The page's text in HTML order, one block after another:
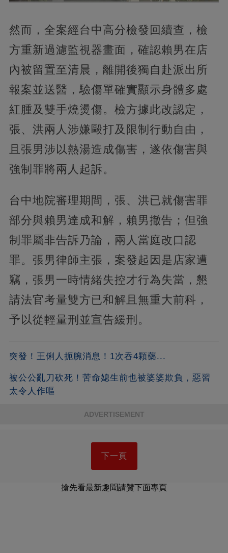
然而，全案經台中高分檢發回續查，檢
方重新過濾監視器畫面，確認賴男在店
內被留置至清晨，離開後獨自赴派出所
報案並送醫，驗傷單確實顯示身體多處
紅腫及雙手燒燙傷。檢方據此改認定，
張、洪兩人涉嫌毆打及限制行動自由，
且張男涉以熱湯造成傷害，遂依傷害與
強制罪將兩人起訴。
台中地院審理期間，張、洪已就傷害罪
部分與賴男達成和解，賴男撤告；但強
制罪屬非告訴乃論，兩人當庭改口認
罪。張男律師主張，案發起因是店家遭
竊，張男一時情緒失控才行為失當，懇
請法官考量雙方已和解且無重大前科，
予以從輕量刑並宣告緩刑。
突發！王俐人扼腕消息！1次吞4顆藥...
被公公亂刀砍死！苦命媳生前也被婆婆欺負，惡習
太令人作嘔
ADVERTISEMENT
下一頁
搶先看最新趣聞請贊下面專頁